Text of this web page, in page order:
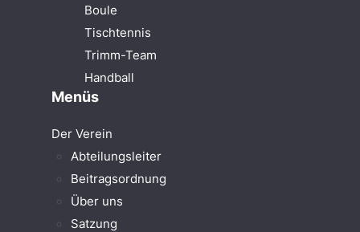
Boule
Tischtennis
Trimm-Team
Handball
Menüs
Der Verein
Abteilungsleiter
Beitragsordnung
Über uns
Satzung